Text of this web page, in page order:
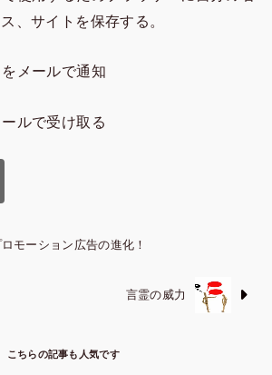
、サイトを保存する。
メールで通知
ルで受け取る
モーション広告の進化！
言霊の威力